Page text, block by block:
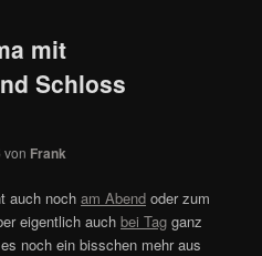
mit
Schloss
von Frank
auch nocham Abend oder zum
eigentlich auchbei Tag ganz
noch ein bisschen mehr aus